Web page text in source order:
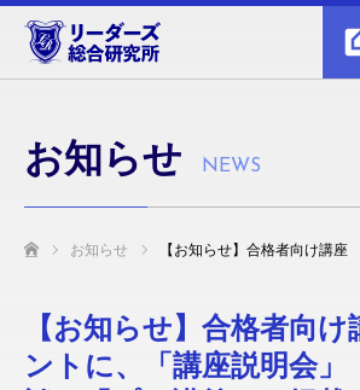
お知らせ NEWS
ーム お知らせ 【お知らせ】合格者向け講座 イベントに、「講座説明会」
【お知らせ】合格者向
ントに、「講座説明会」